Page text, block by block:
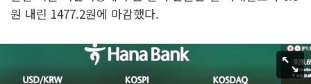
원 내린 1477.2원에 마감했다.